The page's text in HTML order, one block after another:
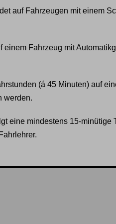
auf Fahrzeugen mit einem
einem Fahrzeug mit
(á 45 Minuten) auf
werden.
eine mindestens 15-minütige